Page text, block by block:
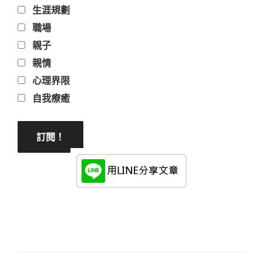
生涯規劃
職場
親子
親情
心理界限
自我療癒